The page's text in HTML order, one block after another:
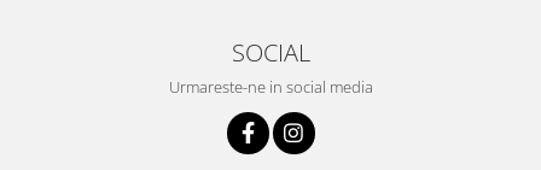
SOCIAL
Urmareste-ne in social media